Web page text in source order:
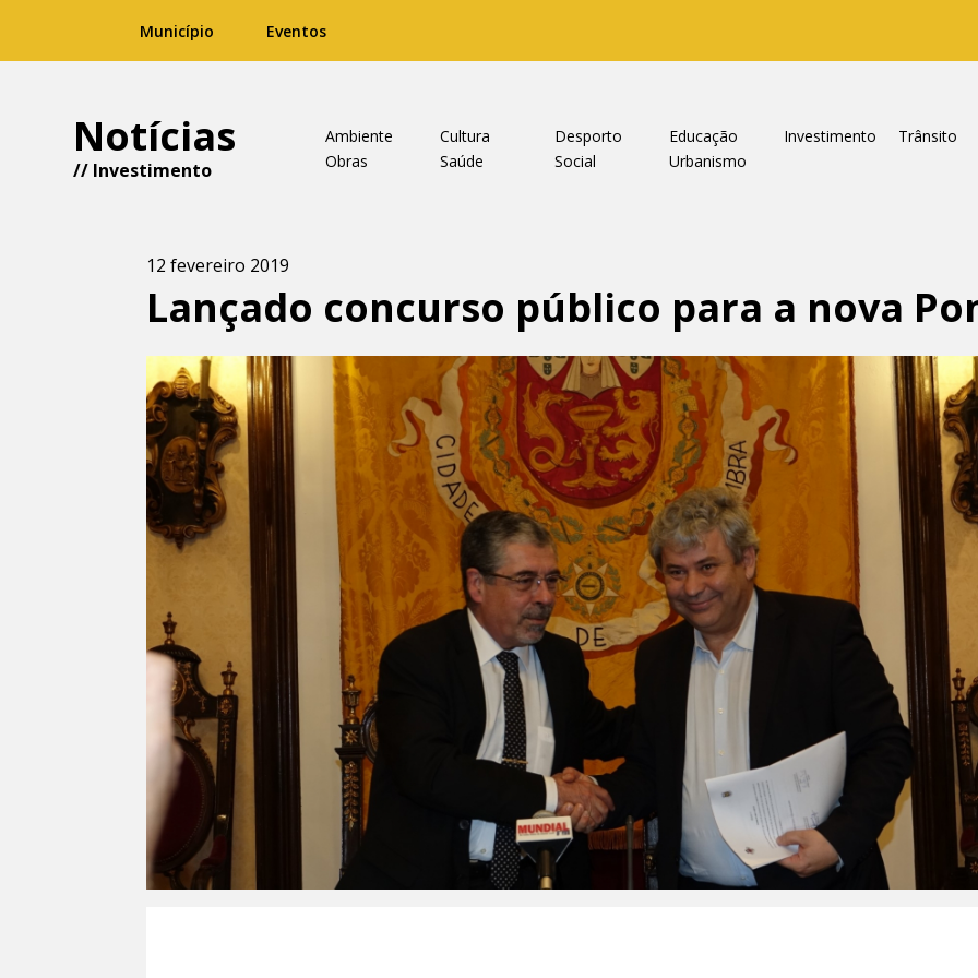
Município Eventos
Notícias
// Investimento
Ambiente Cultura Desporto Educação Investimento
Trânsito
Obras
Saúde Social Urbanismo
12 fevereiro 2019
Lançado concurso público para a nova